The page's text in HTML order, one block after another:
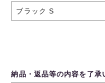
納品・返品等の内容を了承